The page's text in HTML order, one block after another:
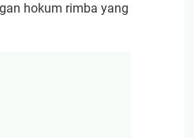
hokum rimba yang